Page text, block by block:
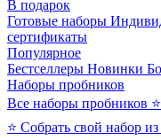
В подарок
Готовые наборы
сертификаты
Популярное
Бестселлеры Новинки
Наборы пробников
Все наборы пробников
⭐ Собрать свой набор